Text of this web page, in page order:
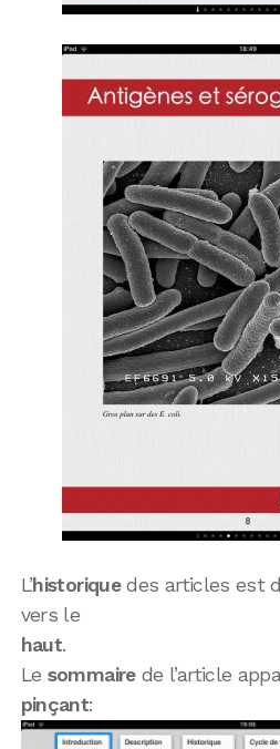
L’historiquedes articles est
vers le
haut.
Le sommairede l’article
pinçant: